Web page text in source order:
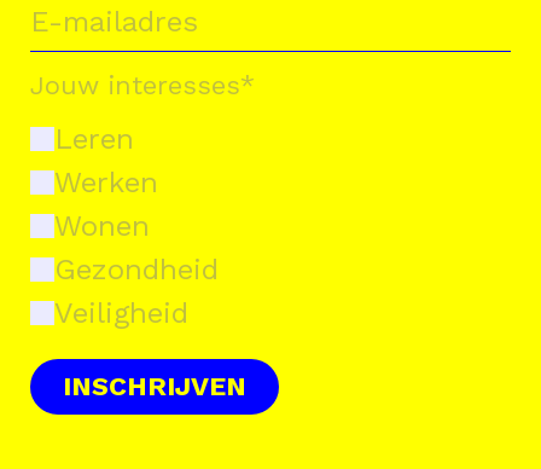
Jouw interesses*
Leren
Werken
Wonen
Gezondheid
Veiligheid
INSCHRIJVEN